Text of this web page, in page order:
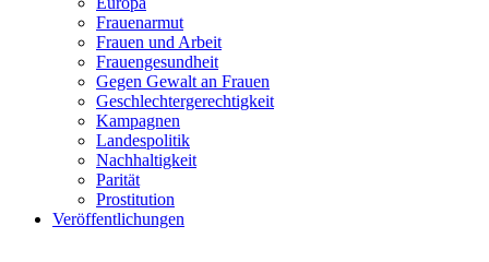
Frauenarmut
Frauen und Arbeit
Frauengesundheit
Gegen Gewalt an Frauen
Geschlechtergerechtigkeit
Kampagnen
Landespolitik
Nachhaltigkeit
Parität
Prostitution
Veröffentlichungen